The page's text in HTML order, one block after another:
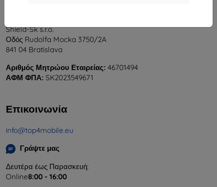
Shield-Sk s.r.o.
Οδός Rudolfa Mocka 3750/2A
841 04 Bratislava
Αριθμός Μητρώου Εταιρείας: 46701494
ΑΦΜ ΦΠΑ: SK2023549671
Επικοινωνία
info@top4mobile.eu
Γράψτε μας
Δευτέρα έως Παρασκευή:
Online8:00 - 16:00